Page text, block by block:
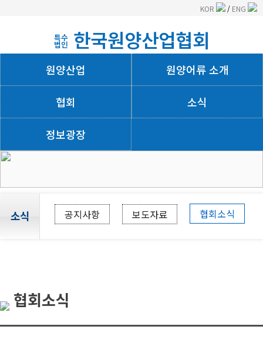
KOR / ENG
특수
법인 한국원양산업협회
원양산업 원양어류 소개
협회 소식
정보광장
소식 공지사항 보도자료 협회소식
협회소식